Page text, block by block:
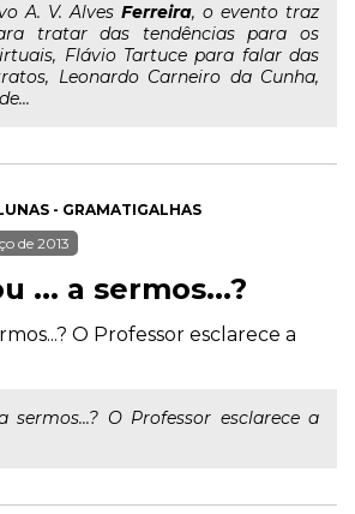
A. V. Alves Ferreira, o evento traz
tratar das tendências para os
Flávio Tartuce para falar das
Leonardo Carneiro da Cunha,
- GRAMATIGALHAS
de 2013
... a sermos...?
O Professor esclarece a
sermos...? O Professor esclarece a